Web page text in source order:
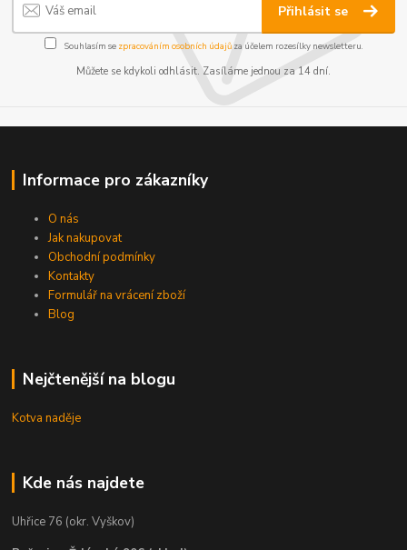
Přihlásit se
Souhlasím se zpracováním osobních údajůza účelem rozesílky newsletteru.
Můžete se kdykoli odhlásit. Zasíláme jednou za 14 dní.
Informace pro zákazníky
O nás
Jak nakupovat
Obchodní podmínky
Kontakty
Formulář na vrácení zboží
Blog
Nejčtenější na blogu
Kotva naděje
Kde nás najdete
Uhřice 76 (okr. Vyškov)